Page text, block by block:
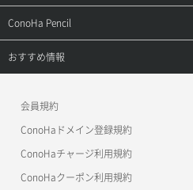
よくある質問
APIドキュメントVPS2.0
APIドキュメントVPS3.0
APIドキュメントVPS2.0
APIドキュメントVPS3.0
ご利用ガイド
サポートトップ
ご利用ガイド
ConoHa Pencil
サポートトップ
おすすめ情報
美雲このは徹底ガイド
会員規約
ConoHaドメイン登録規約
ConoHaチャージ利用規約
ConoHaクーポン利用規約